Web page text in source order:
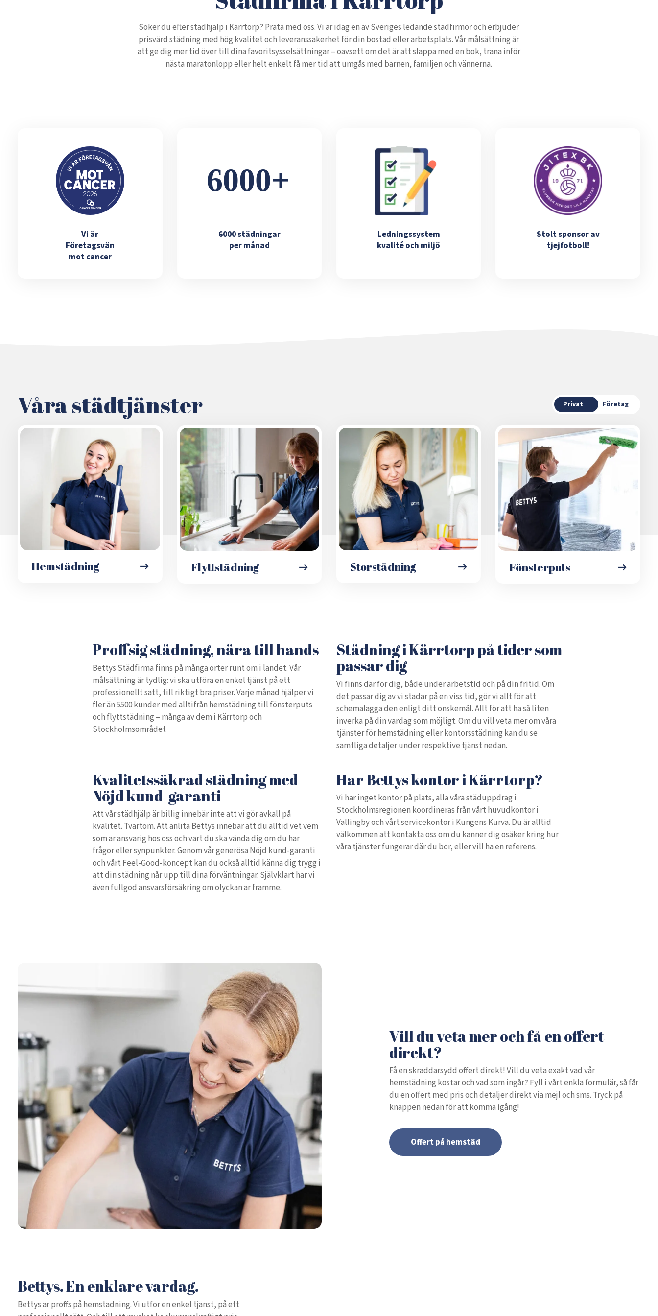
Söker du efter städhjälp i Kärrtorp? Prata med oss. Vi är idag en av Sveriges ledande städfirmor och erbjuder
prisvärd städning med hög kvalitet och leveranssäkerhet för din bostad eller arbetsplats. Vår målsättning är
att ge dig mer tid över till dina favoritsysselsättningar – oavsett om det är att slappa med en bok, träna inför
nästa maratonlopp eller helt enkelt få mer tid att umgås med barnen, familjen och vännerna.
Vi är
Företagsvän
mot cancer
6000 städningar
per månad
Ledningssystem
kvalité och miljö
Stolt sponsor av
tjejfotboll!
Våra städtjänster Privat Företag
Hemstädning Flyttstädning Storstädning Fönsterputs
Proffsig städning, nära till hands
Bettys Städfirma finns på många orter runt om i landet. Vår
målsättning är tydlig: vi ska utföra en enkel tjänst på ett
professionellt sätt, till riktigt bra priser. Varje månad hjälper vi
fler än 5500 kunder med alltifrån hemstädning till fönsterputs
och flyttstädning – många av dem i Kärrtorp och
Stockholmsområdet
Städning i Kärrtorp på tider som
passar dig
Vi finns där för dig, både under arbetstid och på din fritid. Om
det passar dig av vi städar på en viss tid, gör vi allt för att
schemalägga den enligt ditt önskemål. Allt för att ha så liten
inverka på din vardag som möjligt. Om du vill veta mer om våra
tjänster för hemstädning eller kontorsstädning kan du se
samtliga detaljer under respektive tjänst nedan.
Kvalitetssäkrad städning med
Nöjd kund-garanti
Att vår städhjälp är billig innebär inte att vi gör avkall på
kvalitet. Tvärtom. Att anlita Bettys innebär att du alltid vet vem
som är ansvarig hos oss och vart du ska vända dig om du har
frågor eller synpunkter. Genom vår generösa Nöjd kund-garanti
och vårt Feel-Good-koncept kan du också alltid känna dig trygg i
att din städning når upp till dina förväntningar. Självklart har vi
även fullgod ansvarsförsäkring om olyckan är framme.
Har Bettys kontor i Kärrtorp?
Vi har inget kontor på plats, alla våra städuppdrag i
Stockholmsregionen koordineras från vårt huvudkontor i
Vällingby och vårt servicekontor i Kungens Kurva. Du är alltid
välkommen att kontakta oss om du känner dig osäker kring hur
våra tjänster fungerar där du bor, eller vill ha en referens.
Vill du veta mer och få en offert
direkt?
Få en skräddarsydd offert direkt! Vill du veta exakt vad vår
hemstädning kostar och vad som ingår? Fyll i vårt enkla formulär, så får
du en offert med pris och detaljer direkt via mejl och sms. Tryck på
knappen nedan för att komma igång!
Offert på hemstäd
Bettys. En enklare vardag.
Bettys är proffs på hemstädning. Vi utför en enkel tjänst, på ett